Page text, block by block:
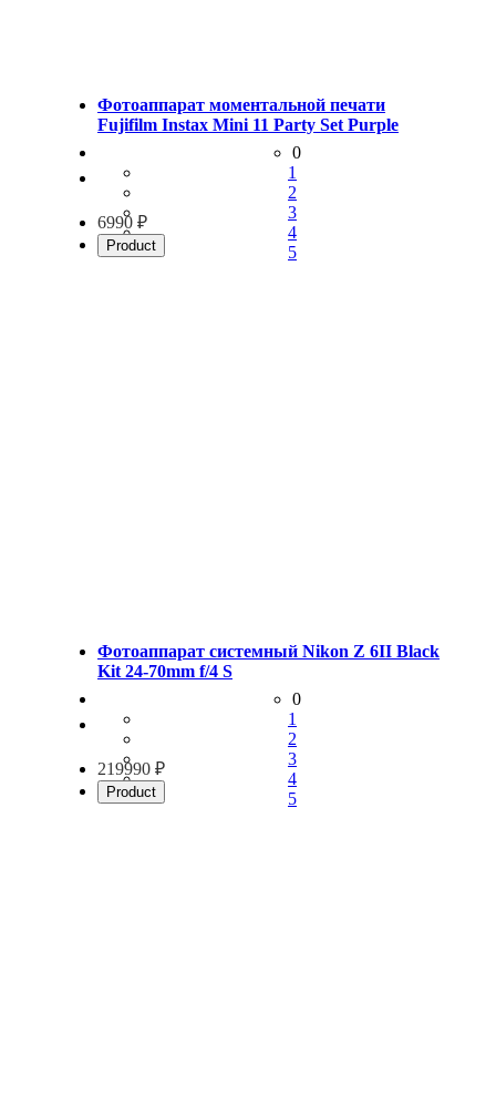
Фотоаппарат моментальной печати
Fujifilm Instax Mini 11 Party Set Purple
0
1
2
3
4
5
6990 ₽
Product
Фотоаппарат системный Nikon Z 6II Black
Kit 24-70mm f/4 S
0
1
2
3
4
5
219990 ₽
Product